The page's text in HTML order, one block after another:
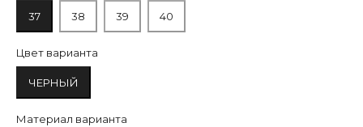
37 38 39 40
Цвет варианта
ЧЕРНЫЙ
Материал варианта